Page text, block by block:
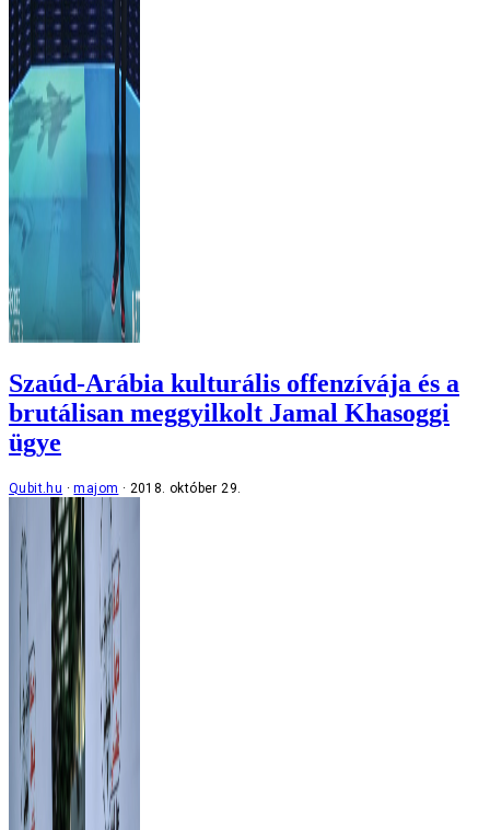
Szaúd-Arábia kulturális offenzívája és a
brutálisan meggyilkolt Jamal Khasoggi
ügye
Qubit.hu majom 2018. október 29.